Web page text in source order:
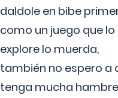
daldole en bibe
como un juego que lo
explore lo muerda,
también no espero a
tenga mucha hambre